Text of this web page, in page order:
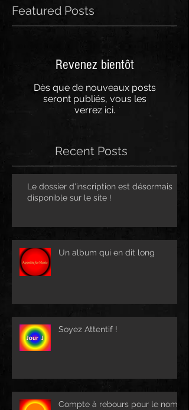
Featured Posts
Revenez bientôt
Dès que de nouveaux posts
seront publiés, vous les
verrez ici.
Recent Posts
Le dossier d'inscription est désormais
disponible sur le site !
Un album qui en dit long
Soyez Attentif !
Compte à rebours pour le nom